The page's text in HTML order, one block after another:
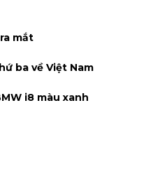
mắt
ba về Việt Nam
i8 màu xanh